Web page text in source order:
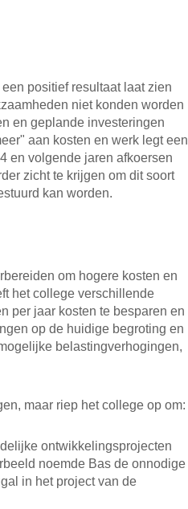
positief resultaat laat zien
niet konden worden
en geplande investeringen
aan kosten en werk legt een
en volgende jaren afkoersen
zicht te krijgen om dit soort
kan worden.
om hogere kosten en
het college verschillende
per jaar kosten te besparen en
op de huidige begroting en
belastingverhogingen,
maar riep het college op om:
ontwikkelingsprojecten
noemde Bas de onnodige
in het project van de